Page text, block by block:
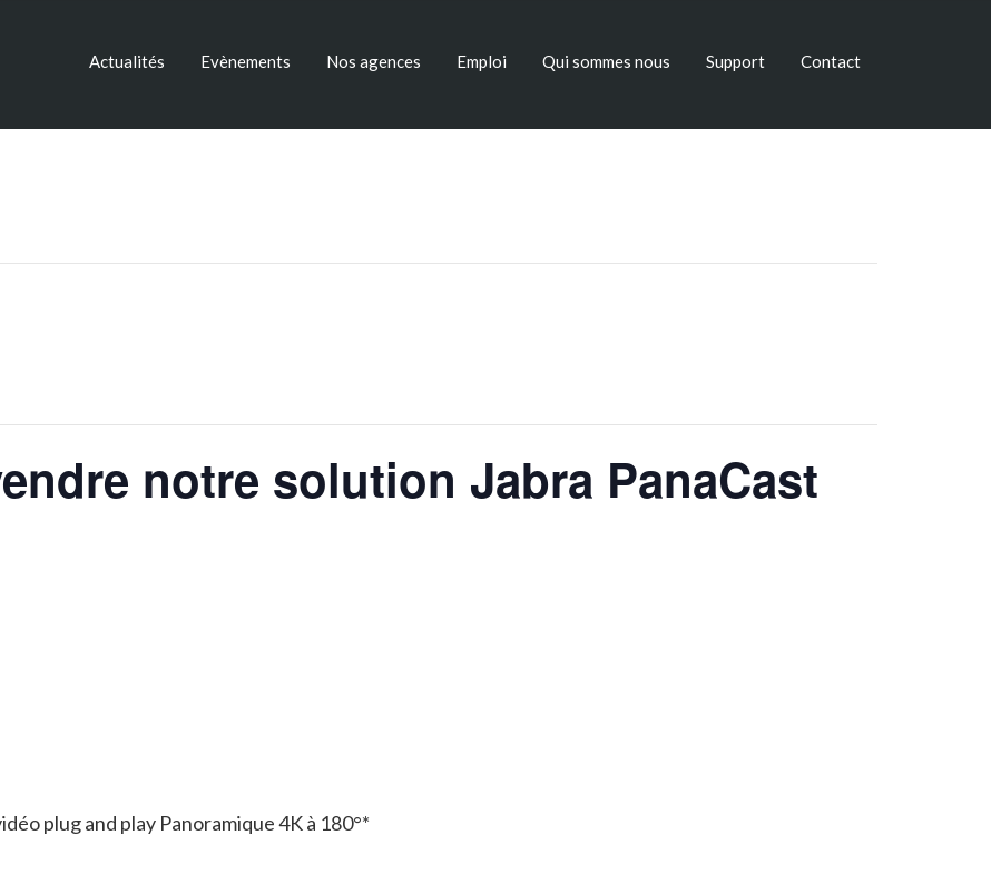
Actualités Evènements Nos agences Emploi Qui sommes nous Support Contact
notre solution Jabra PanaCast
plug and play Panoramique 4K à 180°*